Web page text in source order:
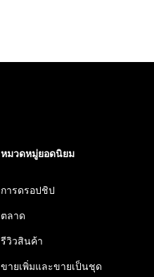
หมวดหมู่ยอดนิยม
การดรอปชิป
ตลาด
รีวิวสินค้า
ขายเพิ่มและขายเป็นชุด